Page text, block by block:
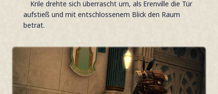
Krile drehte sich überrascht um, als Erenville die Tür
aufstieß und mit entschlossenem Blick den Raum
betrat.